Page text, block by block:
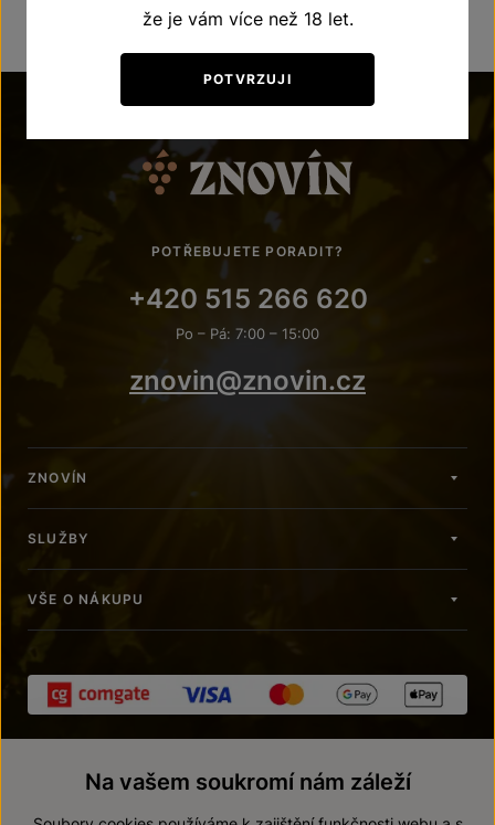
POTŘEBUJETE PORADIT?
+420 515 266 620
Po – Pá: 7:00 – 15:00
znovin@znovin.cz
ZNOVÍN
SLUŽBY
VŠE O NÁKUPU
že je vám více než 18 let.
POTVRZUJI
Na vašem soukromí nám záleží